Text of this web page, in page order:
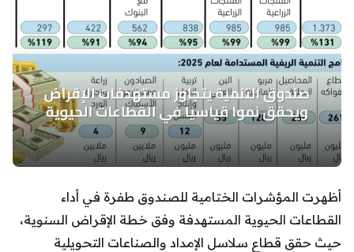
أظهرت المؤشرات الختامية للصندوق طفرة في أداء
القطاعات الحيوية المستهدفة وفق خطة الإقراض السنوية،
حيث حقق قطاع سلاسل الإمداد والصناعات التحويلية